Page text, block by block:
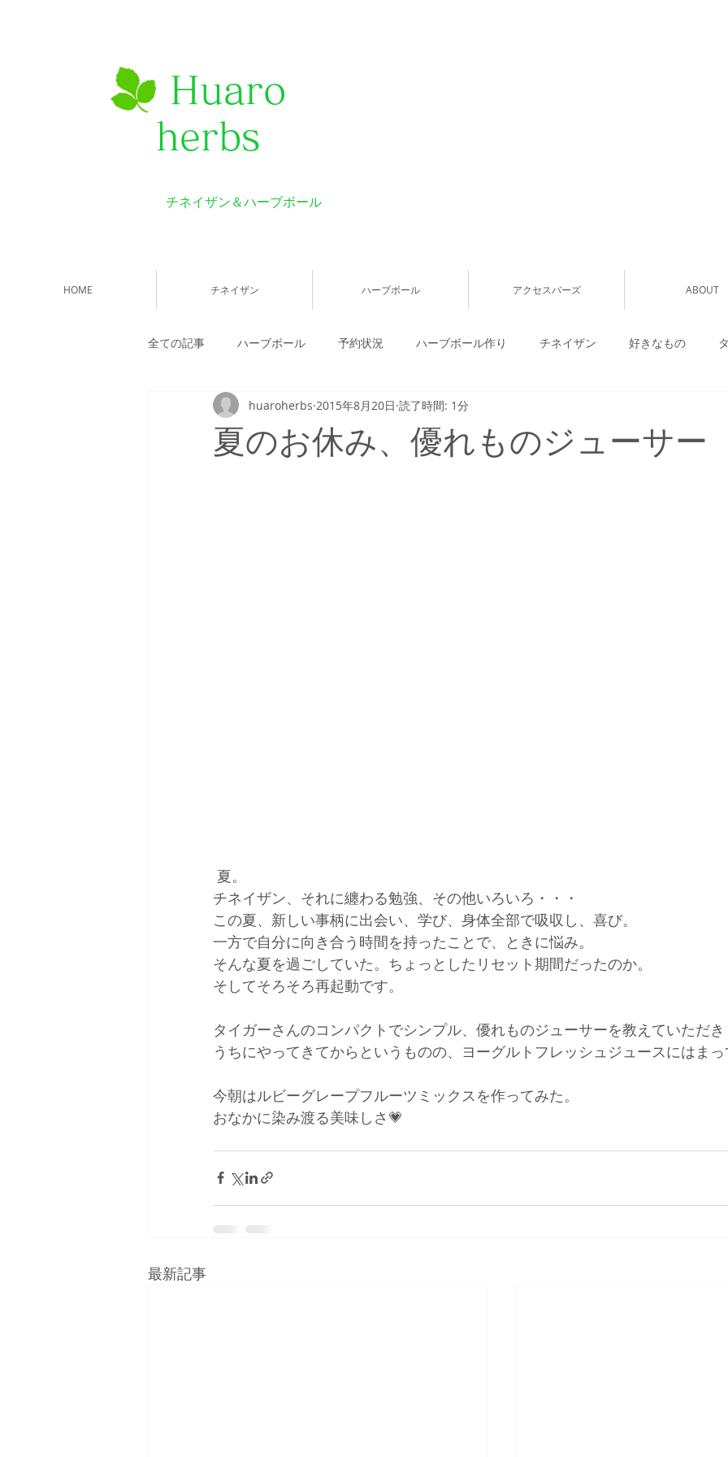
Huaro
herbs
チネイザン＆ハーブボール
HOME チネイザン ハーブボール アクセスバーズ ABOUT
全ての記事 ハーブボール 予約状況 ハーブボール作り チネイザン 好きなもの
夏のお休み、優れものジューサー
huaroherbs 2015年8月20日 読了時間: 1分
夏。
チネイザン、それに纏わる勉強、その他いろいろ・・・
この夏、新しい事柄に出会い、学び、身体全部で吸収し、喜び。
一方で自分に向き合う時間を持ったことで、ときに悩み。
そんな夏を過ごしていた。ちょっとしたリセット期間だったのか。
そしてそろそろ再起動です。
タイガーさんのコンパクトでシンプル、優れものジューサーを教えていただき
うちにやってきてからというものの、ヨーグルトフレッシュジュースにはま
今朝はルビーグレープフルーツミックスを作ってみた。
おなかに染み渡る美味しさ💗
最新記事